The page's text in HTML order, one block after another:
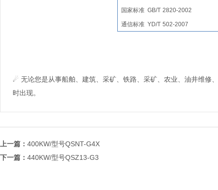
国家标准 GB/T 2820-2002
通信标准 YD/T 502-2007
☄ 无论您是从事船舶、建筑、采矿、铁路、采矿、农业、油井维修
时出现。
上一篇： 400KW/型号QSNT-G4X
下一篇： 440KW/型号QSZ13-G3